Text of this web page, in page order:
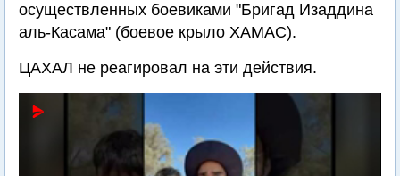
осуществленных боевиками "Бригад Изаддина
аль-Касама" (боевое крыло ХАМАС).
ЦАХАЛ не реагировал на эти действия.